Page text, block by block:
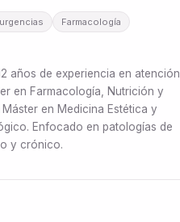
Farmacología
años de experiencia en atención
en Farmacología, Nutrición y
en Medicina Estética y
Enfocado en patologías de
y crónico.